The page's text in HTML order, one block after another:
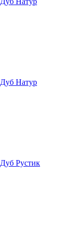
Натур
Рустик